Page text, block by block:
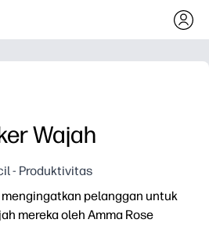
Wajah
- Produktivitas
pelanggan untuk
mereka oleh Amma Rose